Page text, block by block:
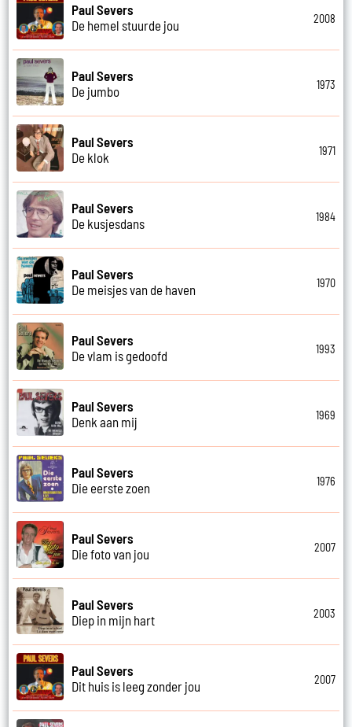
Paul Severs
De hemel stuurde jou
2008
Paul Severs
De jumbo
1973
Paul Severs
De klok
1971
Paul Severs
De kusjesdans
1984
Paul Severs
De meisjes van de haven
1970
Paul Severs
De vlam is gedoofd
1993
Paul Severs
Denk aan mij
1969
Paul Severs
Die eerste zoen
1976
Paul Severs
Die foto van jou
2007
Paul Severs
Diep in mijn hart
2003
Paul Severs
Dit huis is leeg zonder jou
2007